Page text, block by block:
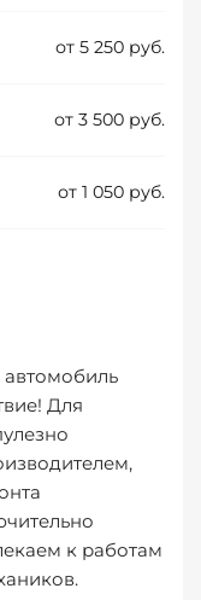
от 5 250 руб.
от 3 500 руб.
от 1 050 руб.
Для
к работам